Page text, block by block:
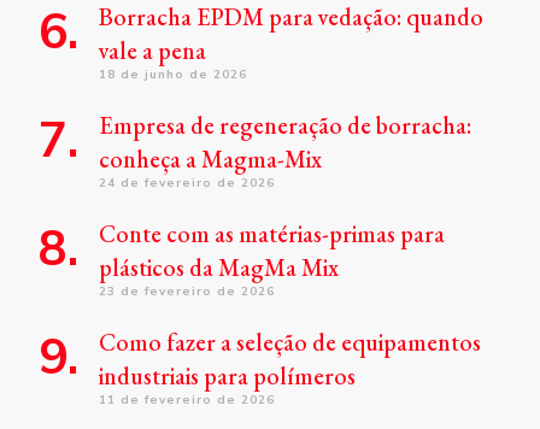
Borracha EPDM para vedação: quando
vale a pena
18 de junho de 2026
Empresa de regeneração de borracha:
conheça a Magma-Mix
24 de fevereiro de 2026
Conte com as matérias-primas para
plásticos da MagMa Mix
23 de fevereiro de 2026
Como fazer a seleção de equipamentos
industriais para polímeros
11 de fevereiro de 2026